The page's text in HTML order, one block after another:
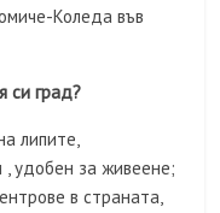
Коледа във
си град?
липите,
удобен за живеене;
в страната,